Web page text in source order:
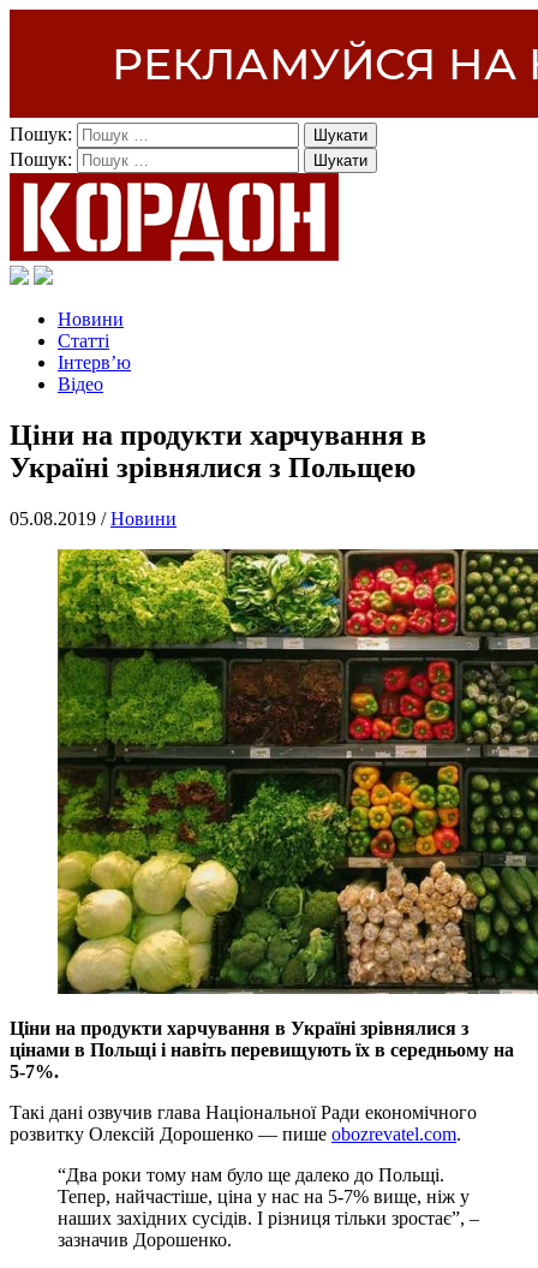
Пошук:
Пошук:
Новини
Статті
Інтерв’ю
Відео
Ціни на продукти харчування в
Україні зрівнялися з Польщею
05.08.2019 /Новини
Ціни на продукти харчування в Україні зрівнялися з
цінами в Польщі і навіть перевищують їх в середньому на
5-7%.
Такі дані озвучив глава Національної Ради економічного
розвитку Олексій Дорошенко — пише obozrevatel.com.
“Два роки тому нам було ще далеко до Польщі.
Тепер, найчастіше, ціна у нас на 5-7% вище, ніж у
наших західних сусідів. І різниця тільки зростає”, –
зазначив Дорошенко.